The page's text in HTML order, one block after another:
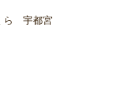
ら 宇都宮